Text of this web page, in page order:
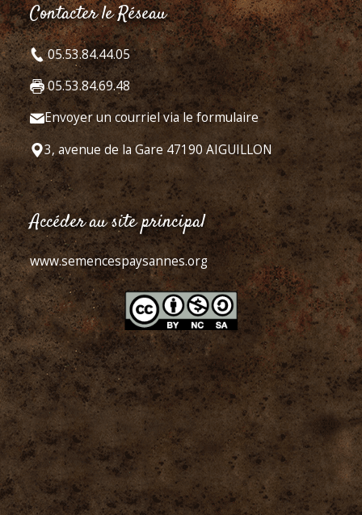
Contacter le Réseau
05.53.84.44.05
05.53.84.69.48
Envoyer un courriel via le formulaire
3, avenue de la Gare 47190 AIGUILLON
Accéder au site principal
www.semencespaysannes.org